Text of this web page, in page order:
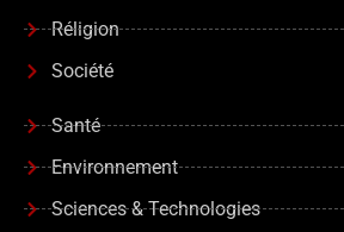
Réligion
Société
Santé
Environnement
Sciences & Technologies